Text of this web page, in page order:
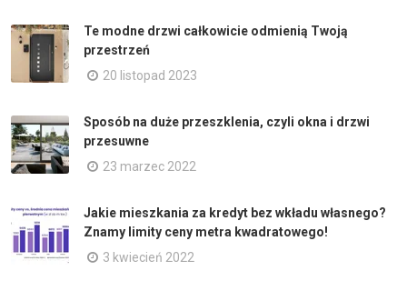
Te modne drzwi całkowicie odmienią Twoją
przestrzeń
20 listopad 2023
Sposób na duże przeszklenia, czyli okna i drzwi
przesuwne
23 marzec 2022
Jakie mieszkania za kredyt bez wkładu własnego?
Znamy limity ceny metra kwadratowego!
3 kwiecień 2022